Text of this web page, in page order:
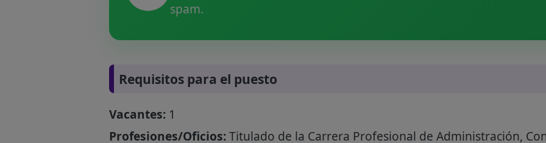
spam.
Requisitos para el puesto
Vacantes:1
Profesiones/Oficios:Titulado de la Carrera Profesional de Administración,